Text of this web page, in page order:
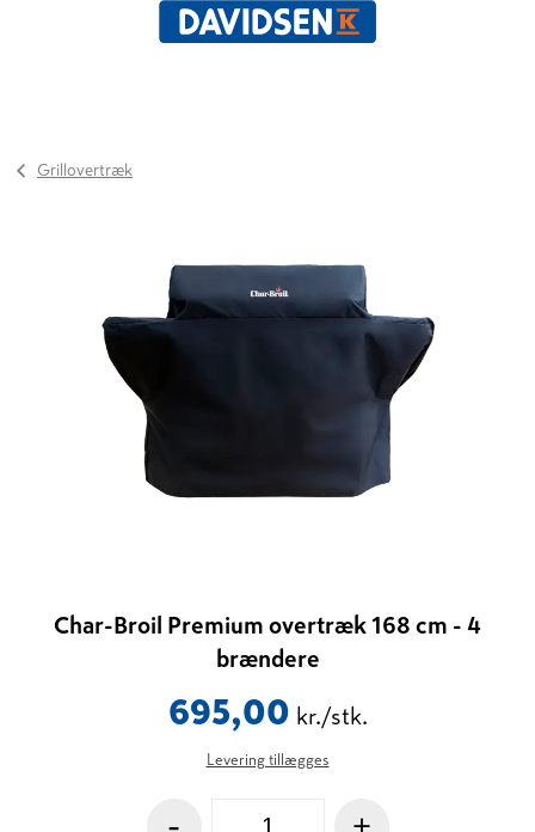
Grillovertræk
Char-Broil Premium overtræk 168 cm - 4
brændere
695,00 kr./stk.
Levering tillægges